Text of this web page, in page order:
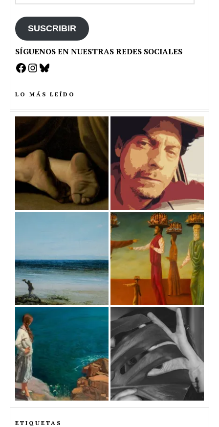
SUSCRIBIR
SÍGUENOS EN NUESTRAS REDES SOCIALES
Facebook
Instagram
Bluesky
LO MÁS LEÍDO
ETIQUETAS